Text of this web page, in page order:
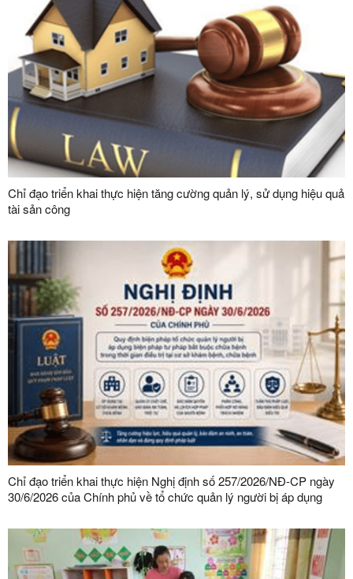
Chỉ đạo triển khai thực hiện tăng cường quản lý, sử dụng hiệu quả
tài sản công
Chỉ đạo triển khai thực hiện Nghị định số 257/2026/NĐ-CP ngày
30/6/2026 của Chính phủ về tổ chức quản lý người bị áp dụng